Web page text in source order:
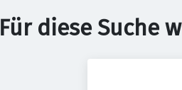
Für diese Suche